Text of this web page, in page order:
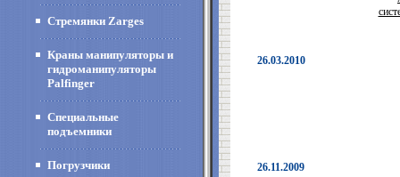
Стремянки Zarges
Краны манипуляторы и
гидроманипуляторы
Palfinger
Специальные
подъемники
Погрузчики
26.03.2010
26.11.2009